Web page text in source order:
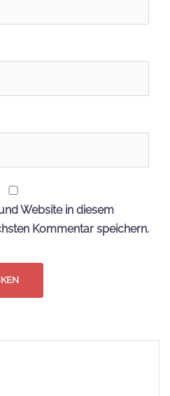
Website in diesem
Kommentar speichern.